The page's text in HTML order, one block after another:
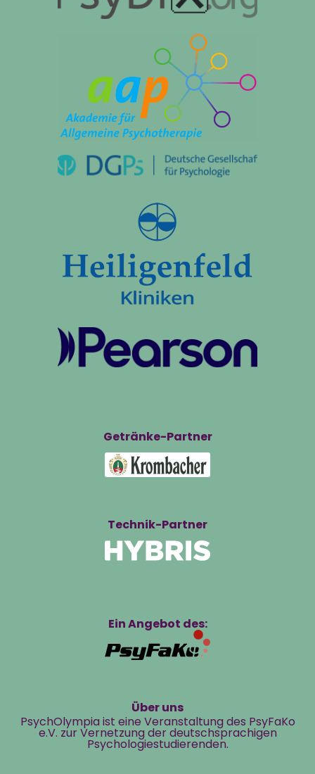
Getränke-Partner
Technik-Partner
Ein Angebot des:
Über uns
PsychOlympia ist eine Veranstaltung des PsyFaKo
e.V. zur Vernetzung der deutschsprachigen
Psychologiestudierenden.